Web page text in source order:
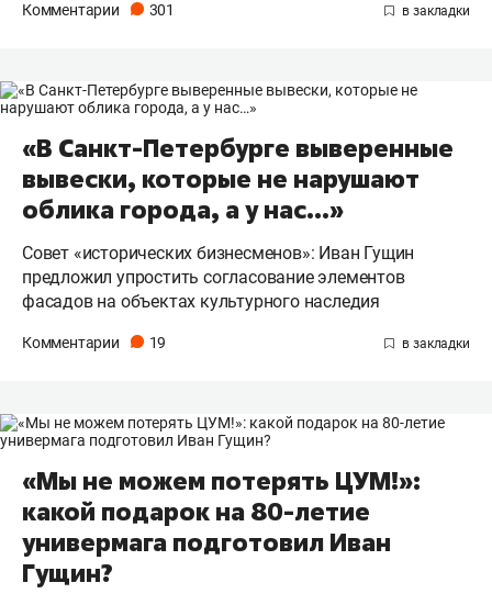
Комментарии 301
«В Санкт-Петербурге выверенные
вывески, которые не нарушают
облика города, а у нас…»
Совет «исторических бизнесменов»: Иван Гущин
предложил упростить согласование элементов
фасадов на объектах культурного наследия
Комментарии 19
«Мы не можем потерять ЦУМ!»:
какой подарок на 80-летие
универмага подготовил Иван
Гущин?